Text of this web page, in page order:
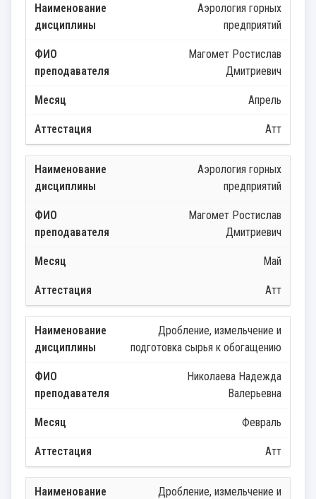
Аэрология горных
предприятий
Магомет Ростислав
Дмитриевич
Апрель
Атт
Аэрология горных
предприятий
Магомет Ростислав
Дмитриевич
Май
Атт
Дробление, измельчение и
подготовка сырья к обогащению
Николаева Надежда
Валерьевна
Февраль
Атт
Дробление, измельчение и